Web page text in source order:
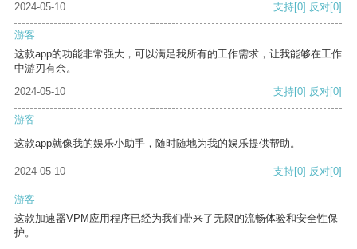
2024-05-10 支持[0] 反对[0]
游客
这款app的功能非常强大，可以满足我所有的工作需求，让我能够在工作
中游刃有余。
2024-05-10
支持[0] 反对[0]
游客
这款app就像我的娱乐小助手，随时随地为我的娱乐提供帮助。
2024-05-10 支持[0] 反对[0]
游客
这款加速器VPM应用程序已经为我们带来了无限的流畅体验和安全性保
护。